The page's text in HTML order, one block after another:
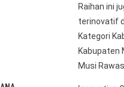
Raihan ini
terinovatif
Kategori
Kabupaten
Musi